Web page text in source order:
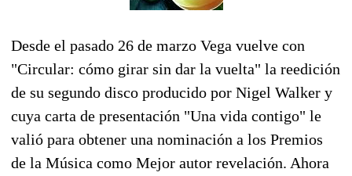
Desde el pasado 26 de marzo Vega vuelve con
"Circular: cómo girar sin dar la vuelta" la reedición
de su segundo disco producido por Nigel Walker y
cuya carta de presentación "Una vida contigo" le
valió para obtener una nominación a los Premios
de la Música como Mejor autor revelación. Ahora